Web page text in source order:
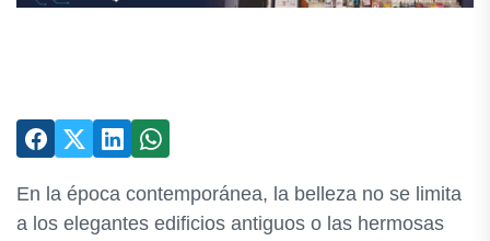
En la época contemporánea, la belleza no se limita
a los elegantes edificios antiguos o las hermosas